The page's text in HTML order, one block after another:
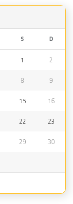
S D
1 2
8 9
15 16
22 23
29 30